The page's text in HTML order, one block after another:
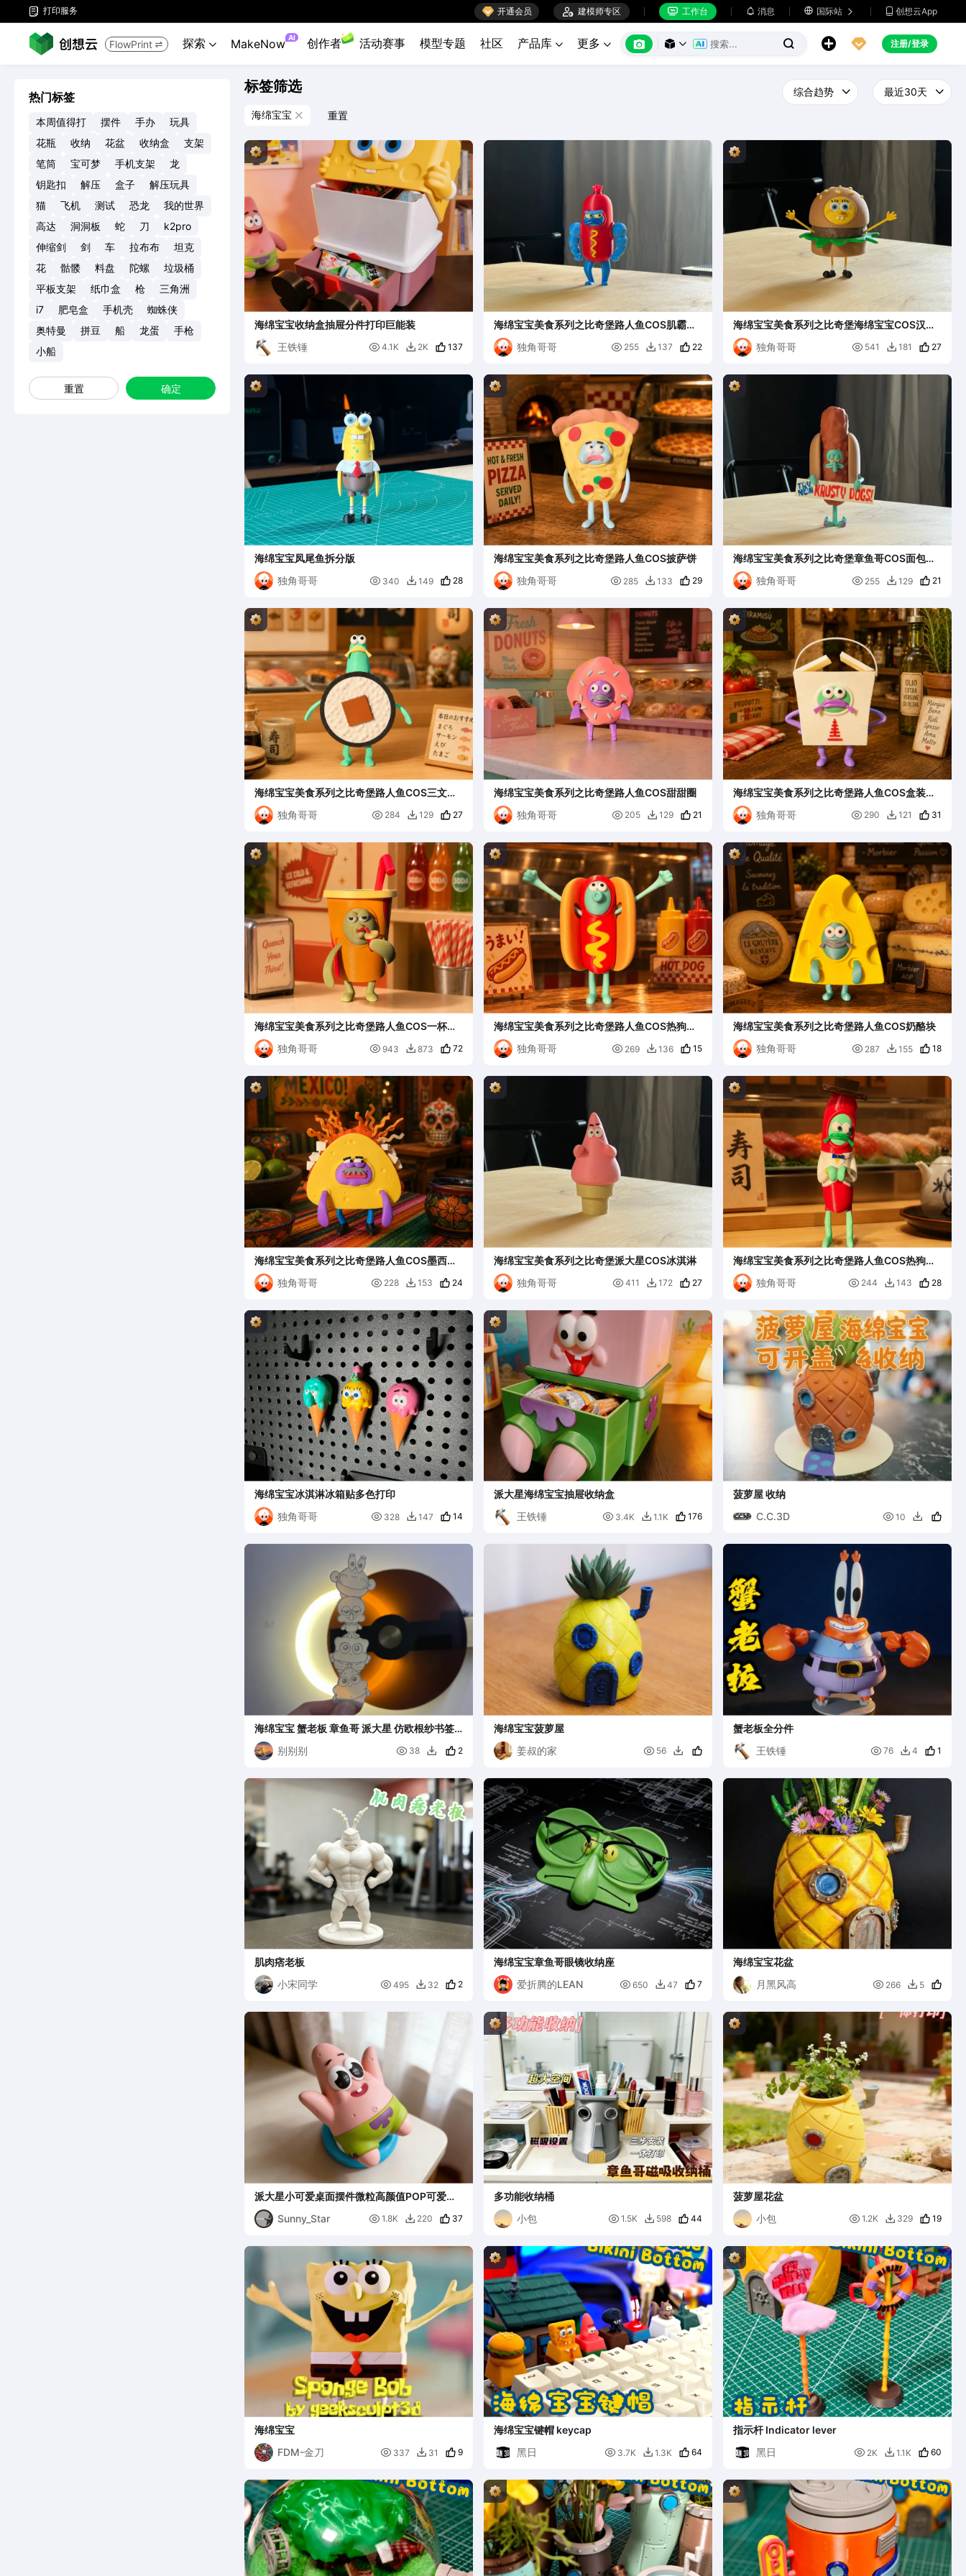
 打印服务  开通会员  建模师专区  工作台  消息  国际站   创想云App
FlowPrint  探索  MakeNow AI 创作者 活动赛事 模型专题 社区 产品库  更多        注册/登录
热门标签
本周值得打 摆件 手办
玩具
花瓶
收纳 花盆 收纳盒
支架
笔筒
宝可梦 手机支架
龙
钥匙扣
解压 盒子
解压玩具
猫
飞机 测试 恐龙
我的世界
高达
洞洞板 蛇 刀
k2pro
伸缩剑
剑 车 拉布布
坦克
花
骷髅 料盘 陀螺
垃圾桶
平板支架
纸巾盒 枪
三角洲
i7
肥皂盒 手机壳
蜘蛛侠
奥特曼
拼豆 船 龙蛋
手枪
小船
重置 确定
标签筛选
海绵宝宝  重置
海绵宝宝收纳盒抽屉分件打印巨能装
王铁锤
 4.1K  2K 137
海绵宝宝美食系列之比奇堡路人鱼COS肌霸大
香肠
独角哥哥
 255  137 22
海绵宝宝美食系列之比奇堡海绵宝宝COS汉堡
包
独角哥哥
 541  181 27
海绵宝宝凤尾鱼拆分版
独角哥哥
 340  149 28
海绵宝宝美食系列之比奇堡路人鱼COS披萨饼
独角哥哥
 285  133 29
海绵宝宝美食系列之比奇堡章鱼哥COS面包夹
热狗
独角哥哥
 255  129 21
海绵宝宝美食系列之比奇堡路人鱼COS三文鱼
寿司
独角哥哥
 284  129 27
海绵宝宝美食系列之比奇堡路人鱼COS甜甜圈
独角哥哥
 205  129 21
海绵宝宝美食系列之比奇堡路人鱼COS盒装意
大利面
独角哥哥
 290  121 31
海绵宝宝美食系列之比奇堡路人鱼COS一杯可
乐
独角哥哥
 943  873 72
海绵宝宝美食系列之比奇堡路人鱼COS热狗面
包
独角哥哥
 269  136 15
海绵宝宝美食系列之比奇堡路人鱼COS奶酪块
独角哥哥
 287  155 18
海绵宝宝美食系列之比奇堡路人鱼COS墨西哥
taco
独角哥哥
 228  153 24
海绵宝宝美食系列之比奇堡派大星COS冰淇淋
独角哥哥
 411  172 27
海绵宝宝美食系列之比奇堡路人鱼COS热狗先
生
独角哥哥
 244  143 28
海绵宝宝冰淇淋冰箱贴多色打印
独角哥哥
 328  147 14
派大星海绵宝宝抽屉收纳盒
王铁锤
 3.4K  1.1K 176
菠萝屋 收纳
C.C.3D
 10 
海绵宝宝 蟹老板 章鱼哥 派大星 仿欧根纱书签
叠叠乐 卡通Q版《纯耗材版》
别别别
 38  2
海绵宝宝菠萝屋
姜叔的家
 56 
蟹老板全分件
王铁锤
 76  4 1
肌肉痞老板
小宋同学
 495  32 2
海绵宝宝章鱼哥眼镜收纳座
爱折腾的LEAN
 650  47 7
海绵宝宝花盆
月黑风高
 266  5
派大星小可爱桌面摆件微粒高颜值POP可爱模
型摆件
Sunny_Star
 1.8K  220 37
多功能收纳桶
小包
 1.5K  598 44
菠萝屋花盆
小包
 1.2K  329 19
海绵宝宝
FDM-金刀
 337  31 9
海绵宝宝键帽 keycap
黑日
 3.7K  1.3K 64
指示杆 Indicator lever
黑日
 2K  1.1K 60